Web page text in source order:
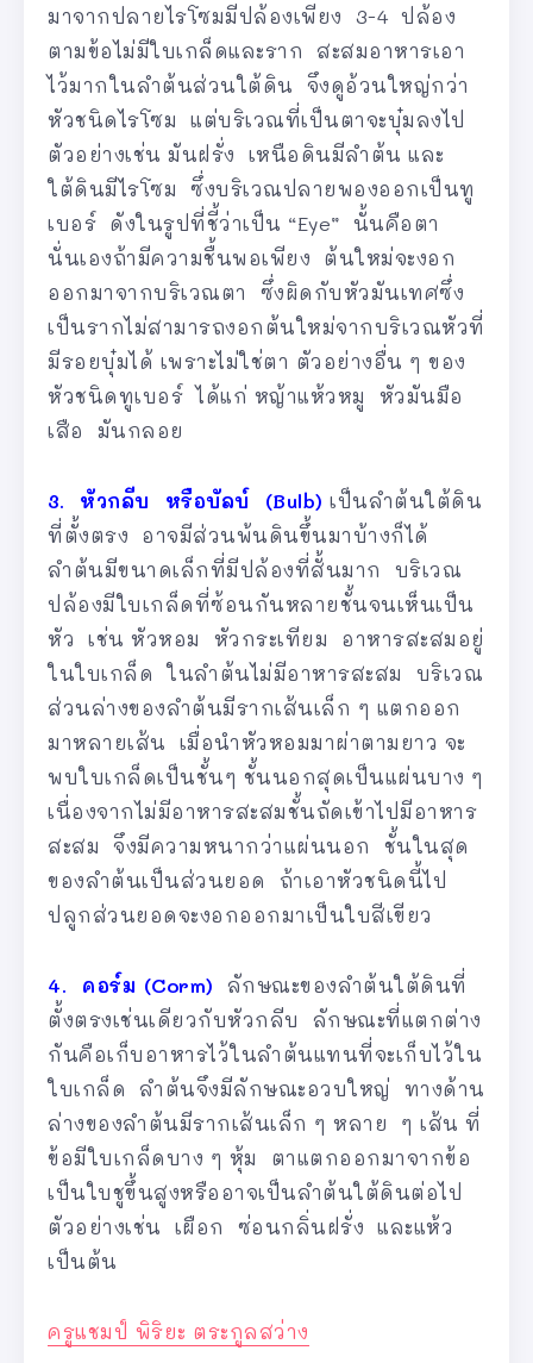
มาจากปลายไรโซมมีปล้องเพียง 3-4 ปล้อง
ตามข้อไม่มีใบเกล็ดและราก สะสมอาหารเอา
ไว้มากในลำต้นส่วนใต้ดิน จึงดูอ้วนใหญ่กว่า
หัวชนิดไรโซม แต่บริเวณที่เป็นตาจะบุ๋มลงไป
ตัวอย่างเช่น มันฝรั่ง เหนือดินมีลำต้น และ
ใต้ดินมีไรโซม ซึ่งบริเวณปลายพองออกเป็นทู
เบอร์ ดังในรูปที่ชี้ว่าเป็น “Eye” นั้นคือตา
นั่นเองถ้ามีความชื้นพอเพียง ต้นใหม่จะงอก
ออกมาจากบริเวณตา ซึ่งผิดกับหัวมันเทศซึ่ง
เป็นรากไม่สามารถงอกต้นใหม่จากบริเวณหัวที่
มีรอยบุ๋มได้ เพราะไม่ใช่ตา ตัวอย่างอื่น ๆ ของ
หัวชนิดทูเบอร์ ได้แก่ หญ้าแห้วหมู หัวมันมือ
เสือ มันกลอย
3. หัวกลีบ หรือบัลบ์ (Bulb) เป็นลำต้นใต้ดิน
ที่ตั้งตรง อาจมีส่วนพ้นดินขึ้นมาบ้างก็ได้
ลำต้นมีขนาดเล็กที่มีปล้องที่สั้นมาก บริเวณ
ปล้องมีใบเกล็ดที่ซ้อนกันหลายชั้นจนเห็นเป็น
หัว เช่น หัวหอม หัวกระเทียม อาหารสะสมอยู่
ในใบเกล็ด ในลำต้นไม่มีอาหารสะสม บริเวณ
ส่วนล่างของลำต้นมีรากเส้นเล็ก ๆ แตกออก
มาหลายเส้น เมื่อนำหัวหอมมาผ่าตามยาว จะ
พบใบเกล็ดเป็นชั้นๆ ชั้นนอกสุดเป็นแผ่นบาง ๆ
เนื่องจากไม่มีอาหารสะสมชั้นถัดเข้าไปมีอาหาร
สะสม จึงมีความหนากว่าแผ่นนอก ชั้นในสุด
ของลำต้นเป็นส่วนยอด ถ้าเอาหัวชนิดนี้ไป
ปลูกส่วนยอดจะงอกออกมาเป็นใบสีเขียว
4. คอร์ม (Corm) ลักษณะของลำต้นใต้ดินที่
ตั้งตรงเช่นเดียวกับหัวกลีบ ลักษณะที่แตกต่าง
กันคือเก็บอาหารไว้ในลำต้นแทนที่จะเก็บไว้ใน
ใบเกล็ด ลำต้นจึงมีลักษณะอวบใหญ่ ทางด้าน
ล่างของลำต้นมีรากเส้นเล็ก ๆ หลาย ๆ เส้น ที่
ข้อมีใบเกล็ดบาง ๆ หุ้ม ตาแตกออกมาจากข้อ
เป็นใบชูขึ้นสูงหรืออาจเป็นลำต้นใต้ดินต่อไป
ตัวอย่างเช่น เผือก ซ่อนกลิ่นฝรั่ง และแห้ว
เป็นต้น
ครูแชมป์ พิริยะ ตระกูลสว่าง